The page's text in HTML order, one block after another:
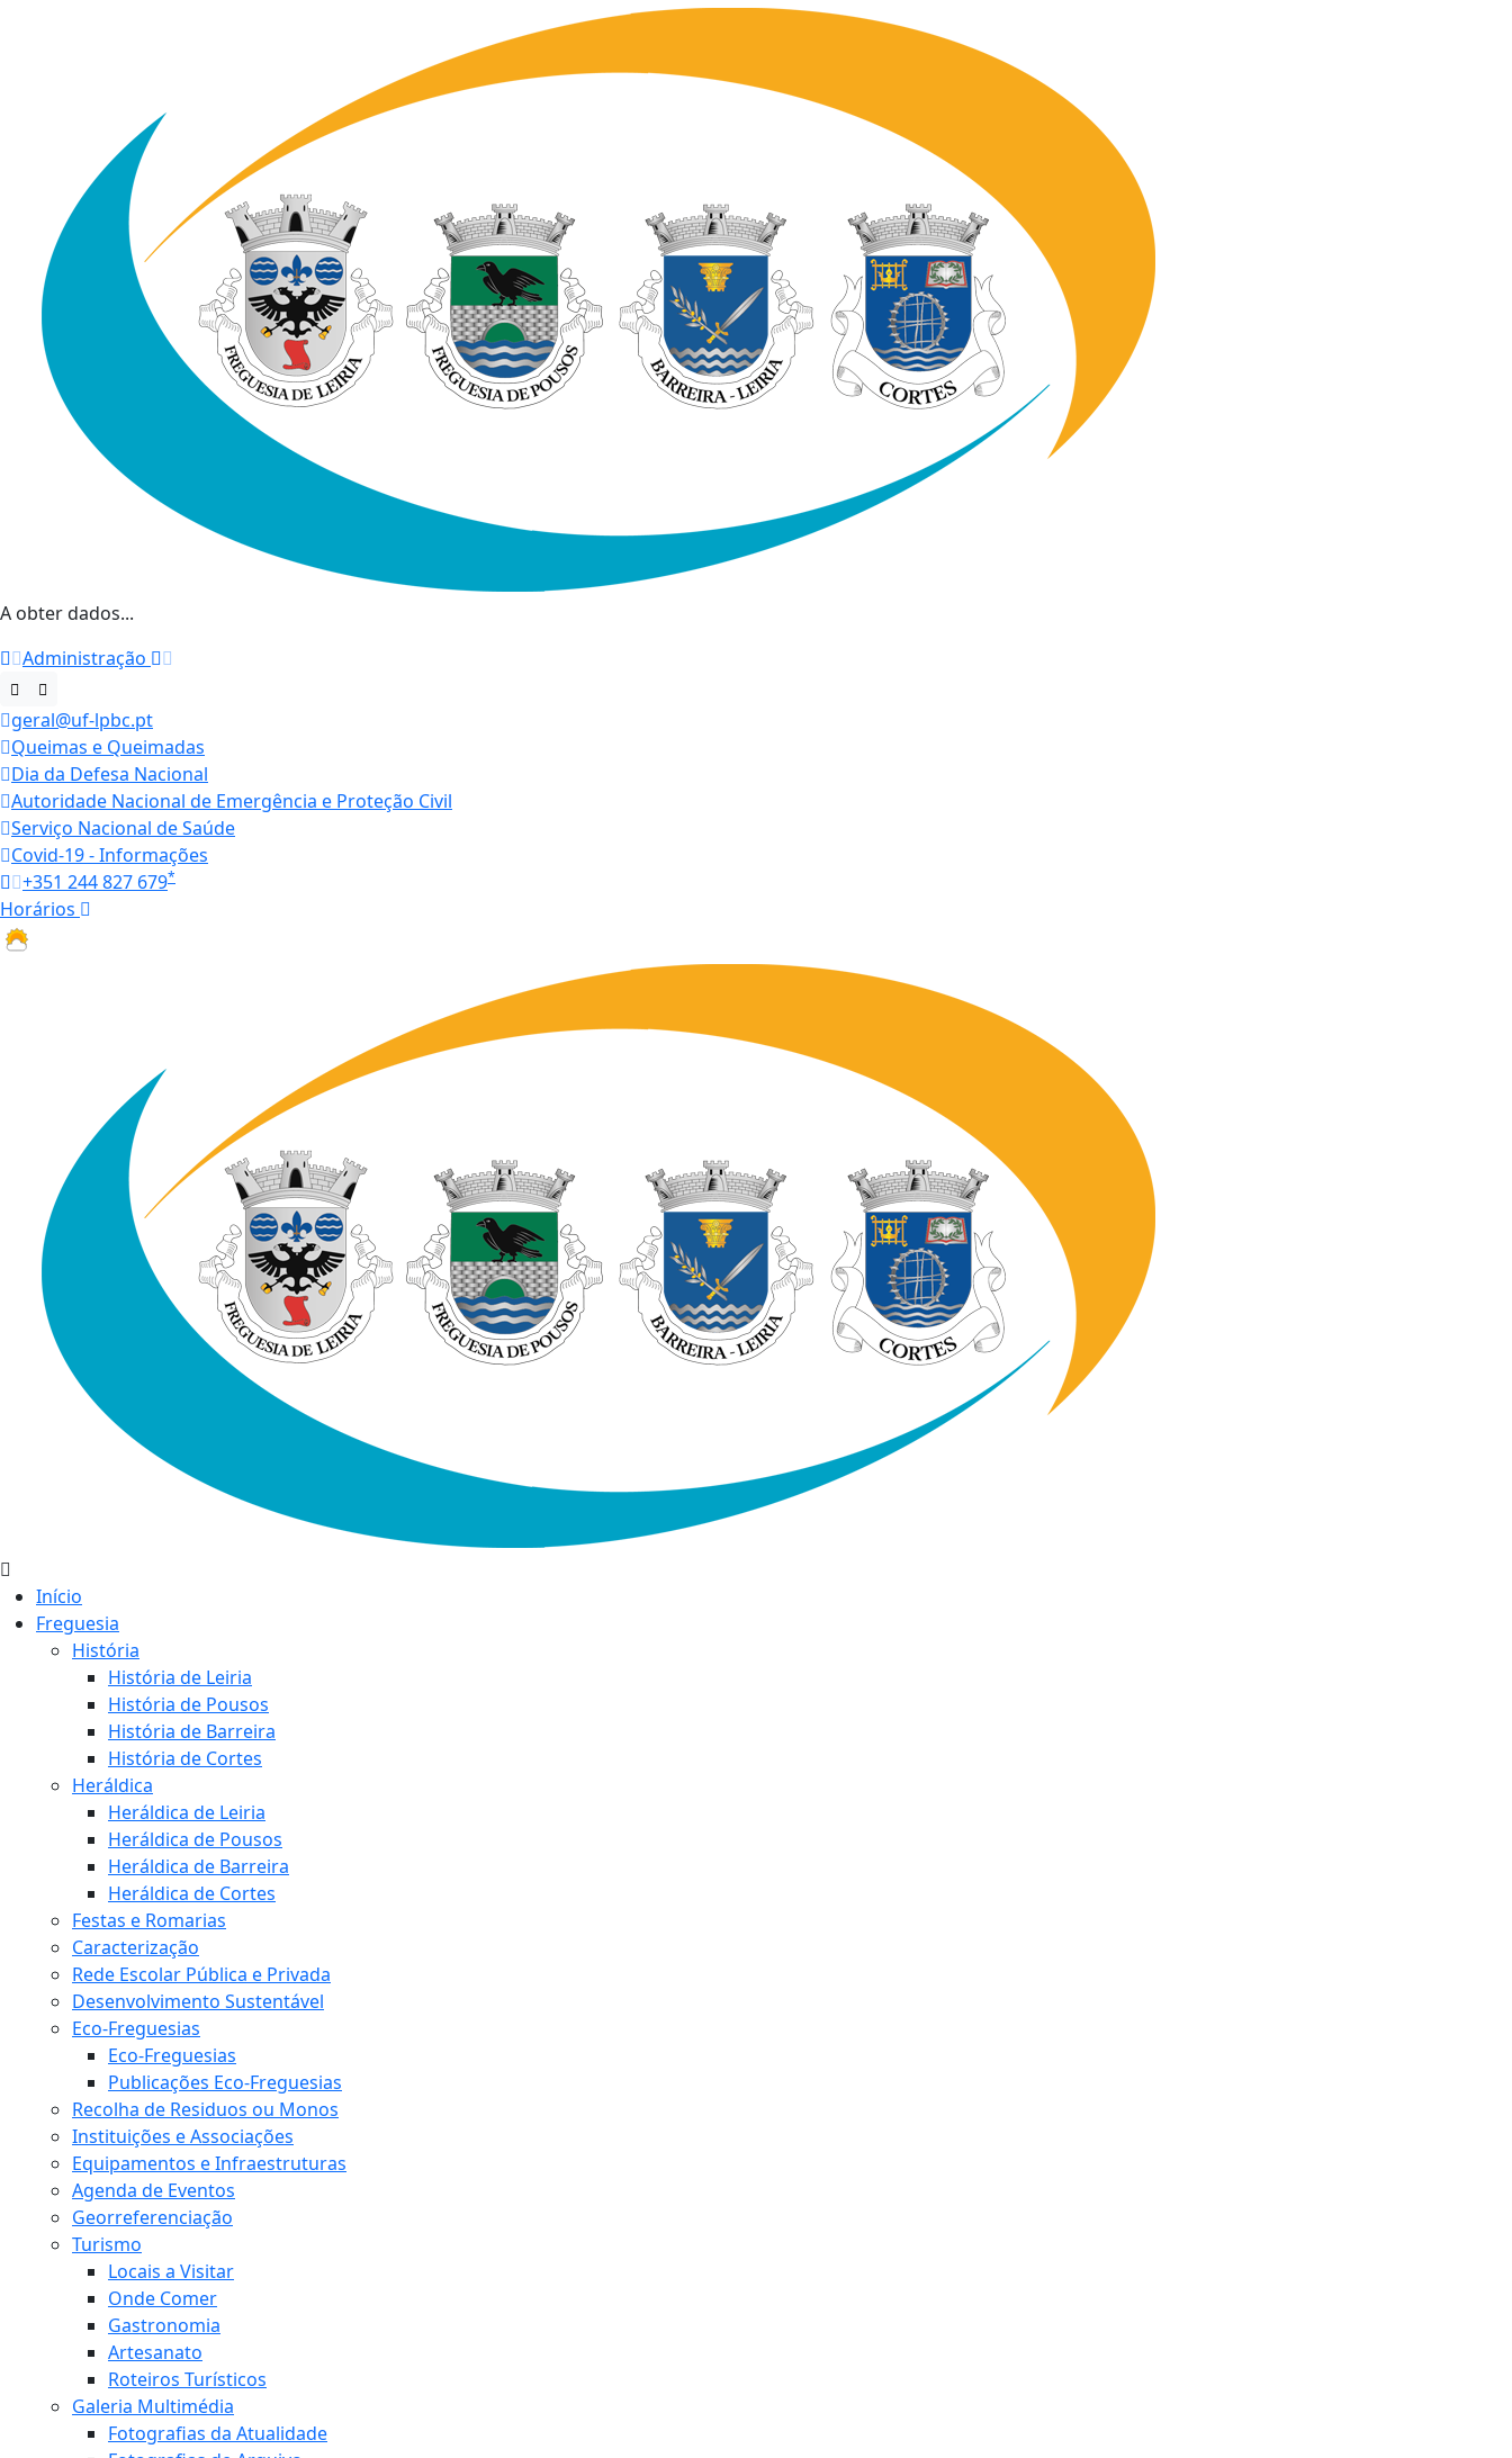
A obter dados...
Administração
geral@uf-lpbc.pt
Queimas e Queimadas
Dia da Defesa Nacional
Autoridade Nacional de Emergência e Proteção Civil
Serviço Nacional de Saúde
Covid-19 - Informações
+351 244 827 679*
Horários
Início
Freguesia
História
História de Leiria
História de Pousos
História de Barreira
História de Cortes
Heráldica
Heráldica de Leiria
Heráldica de Pousos
Heráldica de Barreira
Heráldica de Cortes
Festas e Romarias
Caracterização
Rede Escolar Pública e Privada
Desenvolvimento Sustentável
Eco-Freguesias
Eco-Freguesias
Publicações Eco-Freguesias
Recolha de Residuos ou Monos
Instituições e Associações
Equipamentos e Infraestruturas
Agenda de Eventos
Georreferenciação
Turismo
Locais a Visitar
Onde Comer
Gastronomia
Artesanato
Roteiros Turísticos
Galeria Multimédia
Fotografias da Atualidade